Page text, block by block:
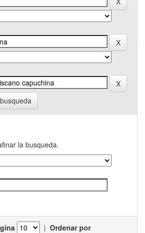
la busqueda.
| Ordenar por